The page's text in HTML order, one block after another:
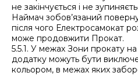
не закінчується і не
Наймач зобов’язаний
після чого Електросамокат
може продовжити Прокат.
5.5.1. У межах Зони прокату
додатку можуть бути
кольором, в межах яких